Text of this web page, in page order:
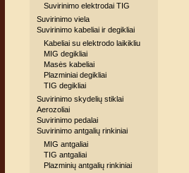
Suvirinimo elektrodai TIG
Suvirinimo viela
Suvirinimo kabeliai ir degikliai
Kabeliai su elektrodo laikikliu
MIG degikliai
Masės kabeliai
Plazminiai degikliai
TIG degikliai
Suvirinimo skydelių stiklai
Aerozoliai
Suvirinimo pedalai
Suvirinimo antgalių rinkiniai
MIG antgaliai
TIG antgaliai
Plazminių antgalių rinkiniai